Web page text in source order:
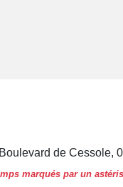
de Cessole,
marqués par un